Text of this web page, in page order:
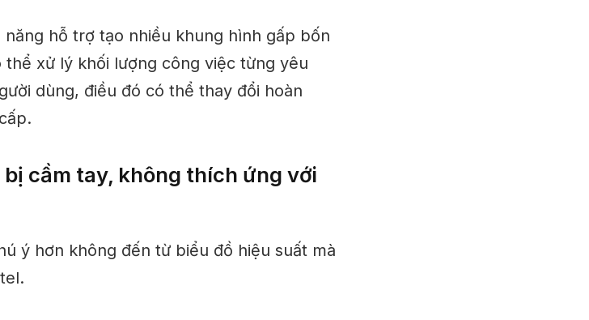
hỗ trợ tạo nhiều khung hình gấp bốn
thể xử lý khối lượng công việc từng yêu
dùng, điều đó có thể thay đổi hoàn
cầm tay, không thích ứng với
ý hơn không đến từ biểu đồ hiệu suất mà